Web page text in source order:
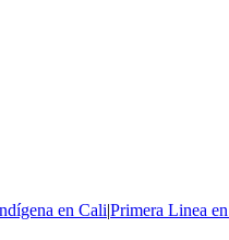
en Cali|Primera Linea